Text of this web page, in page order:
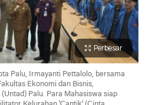
Perbesar
Palu, Irmayanti Pettalolo, bersama
Ekonomi dan Bisnis,
Palu. Para Mahasiswa siap